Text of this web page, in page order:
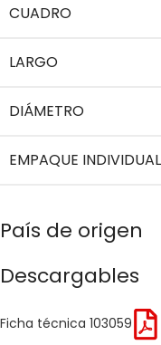
CUADRO
LARGO
DIÁMETRO
EMPAQUE INDIVIDUAL
País de origen
Descargables
Ficha técnica 103059